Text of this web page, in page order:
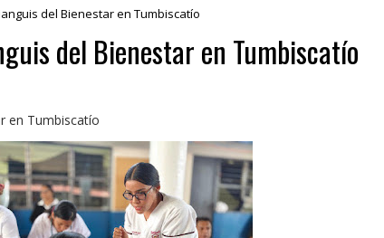
del Bienestar en Tumbiscatío
del Bienestar en Tumbiscatío
en Tumbiscatío